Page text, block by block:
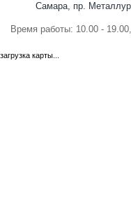
Самара, пр.
Время работы: 10.00 -
загрузка карты...